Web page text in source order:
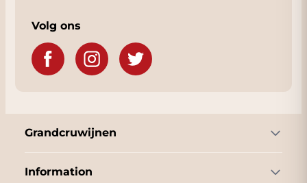
Volg ons
Grandcruwijnen
Information